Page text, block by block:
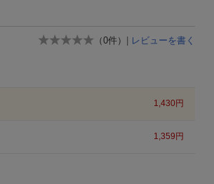
（0件） | レビューを書く
1,430円
1,359 円